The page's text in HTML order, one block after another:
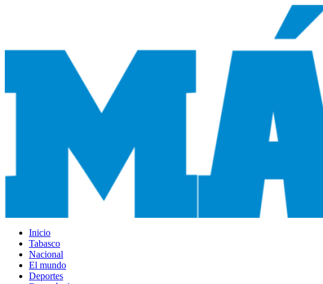
Inicio
Tabasco
Nacional
El mundo
Deportes